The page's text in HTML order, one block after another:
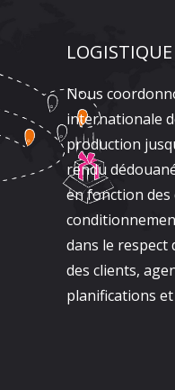
LOGISTIQUE
Nous
internationale
production
rendu
en fonction des
dans le respect
des clients,
planifications